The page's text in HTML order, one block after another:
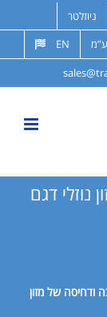
ניוזלטר
EN
נוזלי דגם
ודחיסה של מזון